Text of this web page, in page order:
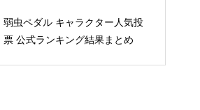
弱虫ペダル キャラクター人気投
票 公式ランキング結果まとめ